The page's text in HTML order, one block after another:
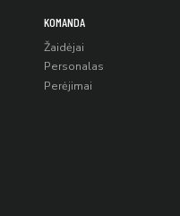
KOMANDA
Žaidėjai
Personalas
Perėjimai